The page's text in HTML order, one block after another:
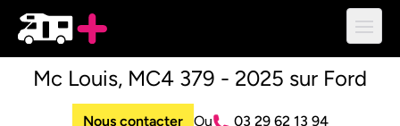
Mc Louis, MC4 379 - 2025 sur Ford
Nous contacter Ou 03 29 62 13 94